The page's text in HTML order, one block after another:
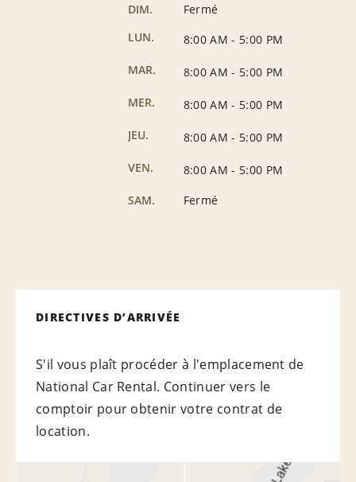
DIM.
Fermé
LUN.
8:00 AM - 5:00 PM
MAR.
8:00 AM - 5:00 PM
MER.
8:00 AM - 5:00 PM
JEU.
8:00 AM - 5:00 PM
VEN.
8:00 AM - 5:00 PM
SAM.
Fermé
DIRECTIVES D’ARRIVÉE
S'il vous plaît procéder à l'emplacement de
National Car Rental. Continuer vers le
comptoir pour obtenir votre contrat de
location.